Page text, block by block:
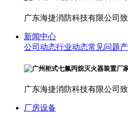
广东海捷消防科技有限公司
新闻中心
公司动态行业动态常见问题
广东海捷消防科技有限公司
厂房设备